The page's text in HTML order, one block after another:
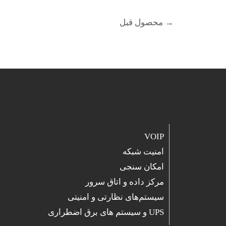
→ محصول قبل
VOIP
امنیت شبکه
امکان سنجی
مرکز داده و اتاق سرور
سیستم‌های نظارتی و امنیتی
UPS و سیستم های برق اضطراری